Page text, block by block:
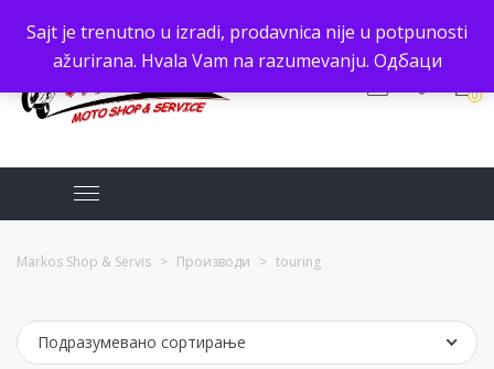
Sajt je trenutno u izradi, prodavnica nije u potpunosti
ažurirana. Hvala Vam na razumevanju. Одбаци
0
Markos Shop & Servis > Производи > touring
Подразумевано сортирање